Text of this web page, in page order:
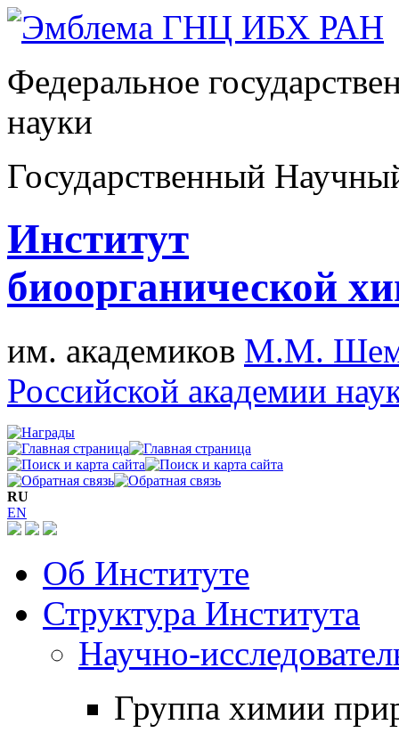
Федеральное
науки
Государственный
Институт
биоорганической
им. академиков М.М.
Российской академии
RU
EN
Об Институте
Структура Института
Научно-
Группа химии